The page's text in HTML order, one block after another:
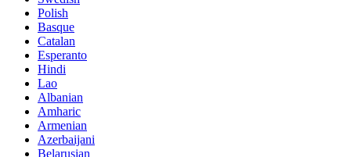
Polish
Basque
Catalan
Esperanto
Hindi
Lao
Albanian
Amharic
Armenian
Azerbaijani
Belarusian